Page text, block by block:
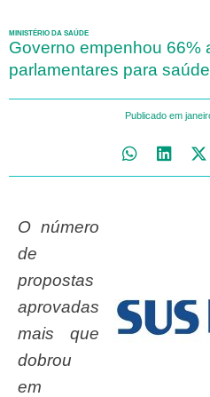
MINISTÉRIO DA SAÚDE
Governo empenhou 66%
parlamentares para
Publicado em
O número
de
propostas
aprovadas
mais que
dobrou
em